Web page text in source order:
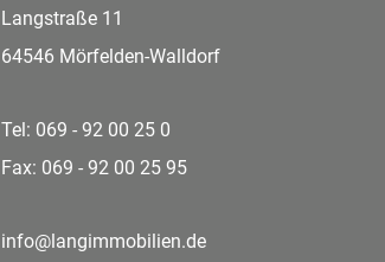
Langstraße 11
64546 Mörfelden-Walldorf
Tel: 069 - 92 00 25 0
Fax: 069 - 92 00 25 95
info@langimmobilien.de